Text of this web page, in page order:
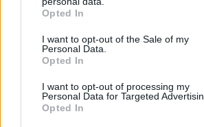
grant or deny consent to Google and its
use your data for below specified
consent section.
Opted In
I want to opt-out of the Sale of my
Personal Data.
Opted In
I want to opt-out of processing my
Personal Data for Targeted
Opted In
ασυρμάτου.
Δεν χρειάζεται να είσαι θαλάσσιος
περιστατικό τύπου «την πήρε το